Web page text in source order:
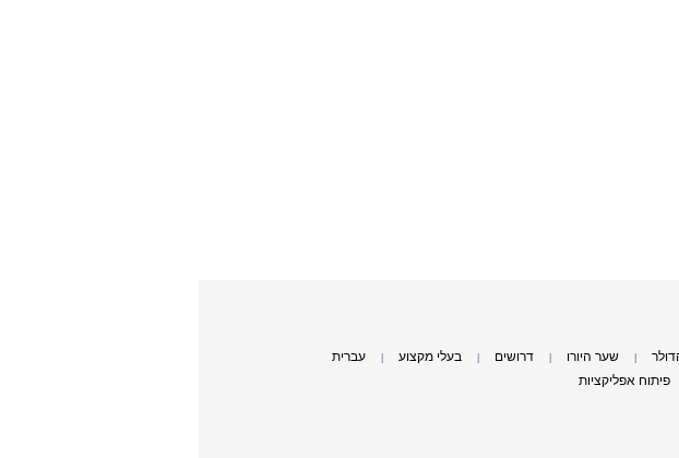
שער היורו דרושים בעלי מקצוע עברית
פיתוח אפליקציות